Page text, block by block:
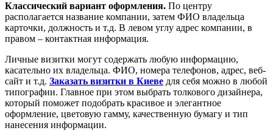
Классический вариант оформления. По центру
располагается название компании, затем ФИО владельца
карточки, должность и т.д. В левом углу адрес компании, в
правом – контактная информация.
Личные визитки могут содержать любую информацию,
касательно их владельца. ФИО, номера телефонов, адрес, веб-
сайт и т.д. Заказать визитки в Киеве для себя можно в любой
типографии. Главное при этом выбрать толкового дизайнера,
который поможет подобрать красивое и элегантное
оформление, цветовую гамму, качественную бумагу и тип
нанесения информации.